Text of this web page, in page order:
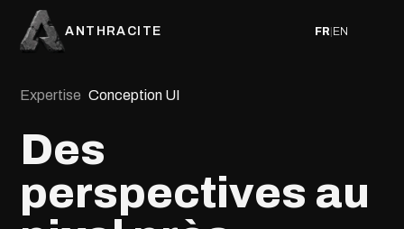
ANTHRACITE FR EN
Expertise Conception UI
Des
perspectives au